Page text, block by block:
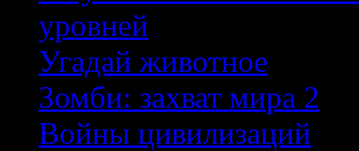
уровней
Угадай животное
Зомби: захват мира 2
Войны цивилизаций